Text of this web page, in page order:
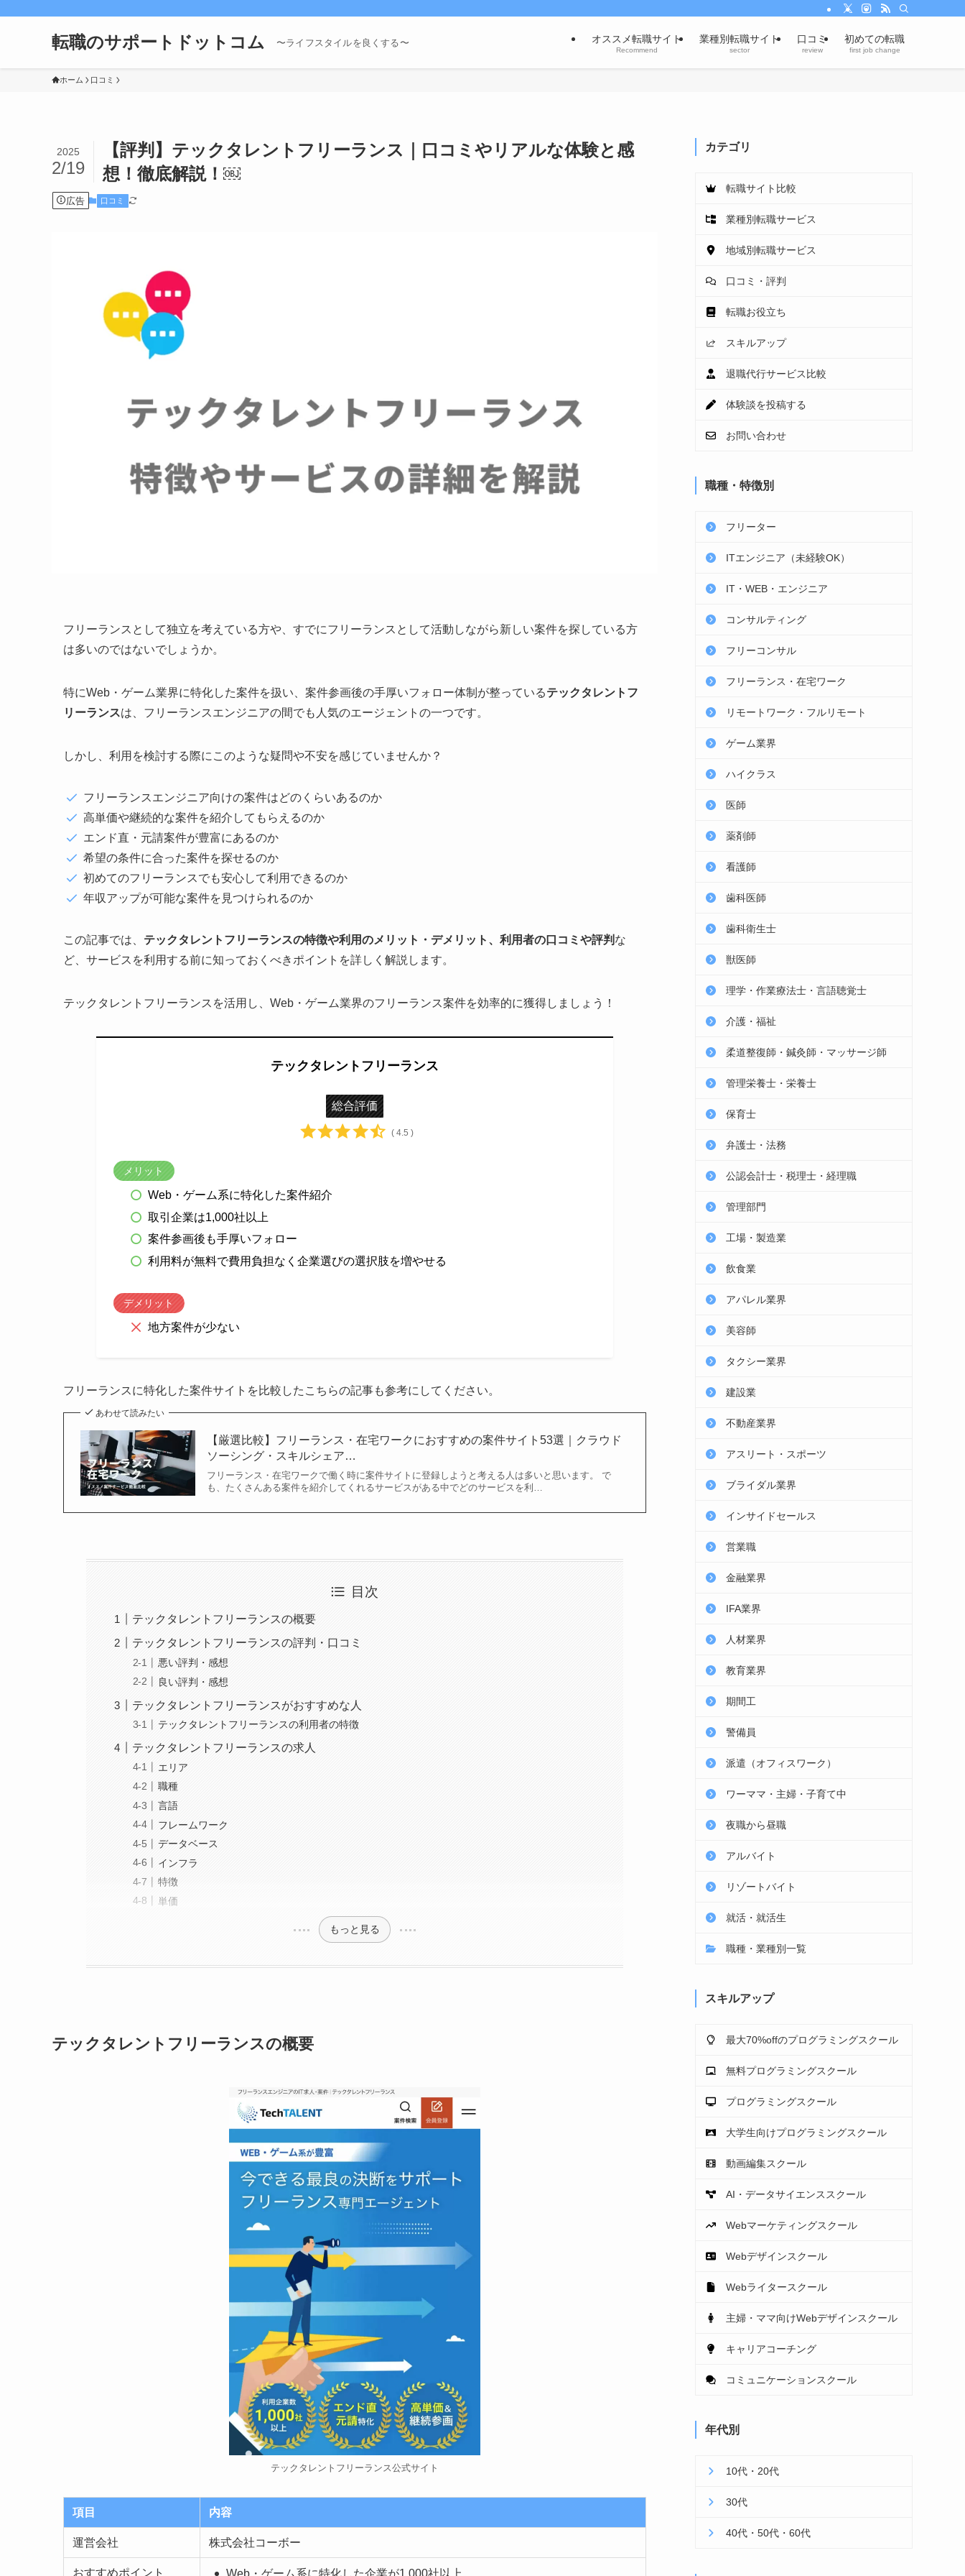
転職のサポートドットコム 〜ライフスタイルを良くする〜 オススメ転職サイト
Recommend
業種別転職サイト
sector
口コミ
review
初めての転職
first job change
ホーム 口コミ
【評判】テックタレントフリーランス｜口コミやリアルな体験と感
想！徹底解説！￼
2025
2/19
広告 口コミ
フリーランスとして独立を考えている方や、すでにフリーランスとして活動しながら新しい案件を探している方
は多いのではないでしょうか。
特にWeb・ゲーム業界に特化した案件を扱い、案件参画後の手厚いフォロー体制が整っているテックタレントフ
リーランスは、フリーランスエンジニアの間でも人気のエージェントの一つです。
しかし、利用を検討する際にこのような疑問や不安を感じていませんか？
フリーランスエンジニア向けの案件はどのくらいあるのか
高単価や継続的な案件を紹介してもらえるのか
エンド直・元請案件が豊富にあるのか
希望の条件に合った案件を探せるのか
初めてのフリーランスでも安心して利用できるのか
年収アップが可能な案件を見つけられるのか
この記事では、 テックタレントフリーランスの特徴や利用のメリット・デメリット、利用者の口コミや評判 な
ど、サービスを利用する前に知っておくべきポイントを詳しく解説します。
テックタレントフリーランスを活用し、Web・ゲーム業界のフリーランス案件を効率的に獲得しましょう！
テックタレントフリーランス
総合評価
( 4.5 )
メリット
Web・ゲーム系に特化した案件紹介
取引企業は1,000社以上
案件参画後も手厚いフォロー
利用料が無料で費用負担なく企業選びの選択肢を増やせる
デメリット
地方案件が少ない
フリーランスに特化した案件サイトを比較したこちらの記事も参考にしてください。
あわせて読みたい
【厳選比較】フリーランス・在宅ワークにおすすめの案件サイト53選｜クラウド
ソーシング・スキルシェア…
フリーランス・在宅ワークで働く時に案件サイトに登録しようと考える人は多いと思います。 で
も、たくさんある案件を紹介してくれるサービスがある中でどのサービスを利…
目次
テックタレントフリーランスの概要
テックタレントフリーランスの評判・口コミ
悪い評判・感想
良い評判・感想
テックタレントフリーランスがおすすめな人
テックタレントフリーランスの利用者の特徴
テックタレントフリーランスの求人
エリア
職種
言語
フレームワーク
データベース
インフラ
特徴
単価
もっと見る
テックタレントフリーランスの概要
テックタレントフリーランス公式サイト
項目 内容
運営会社 株式会社コーボー
おすすめポイント
カテゴリ
転職サイト比較
業種別転職サービス
地域別転職サービス
口コミ・評判
転職お役立ち
スキルアップ
退職代行サービス比較
体験談を投稿する
お問い合わせ
職種・特徴別
フリーター
ITエンジニア（未経験OK）
IT・WEB・エンジニア
コンサルティング
フリーコンサル
フリーランス・在宅ワーク
リモートワーク・フルリモート
ゲーム業界
ハイクラス
医師
薬剤師
看護師
歯科医師
歯科衛生士
獣医師
理学・作業療法士・言語聴覚士
介護・福祉
柔道整復師・鍼灸師・マッサージ師
管理栄養士・栄養士
保育士
弁護士・法務
公認会計士・税理士・経理職
管理部門
工場・製造業
飲食業
アパレル業界
美容師
タクシー業界
建設業
不動産業界
アスリート・スポーツ
ブライダル業界
インサイドセールス
営業職
金融業界
IFA業界
人材業界
教育業界
期間工
警備員
派遣（オフィスワーク）
ワーママ・主婦・子育て中
夜職から昼職
アルバイト
リゾートバイト
就活・就活生
職種・業種別一覧
スキルアップ
最大70%offのプログラミングスクール
無料プログラミングスクール
プログラミングスクール
大学生向けプログラミングスクール
動画編集スクール
AI・データサイエンススクール
Webマーケティングスクール
Webデザインスクール
Webライタースクール
主婦・ママ向けWebデザインスクール
キャリアコーチング
コミュニケーションスクール
年代別
10代・20代
30代
40代・50代・60代